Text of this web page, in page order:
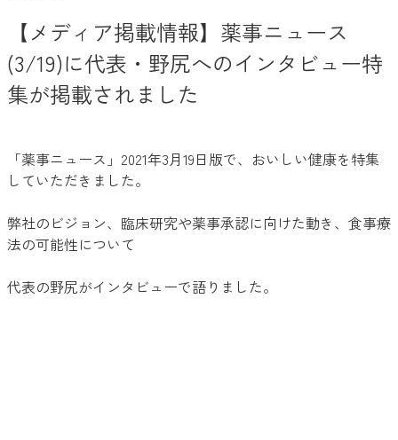
【メディア掲載情報】薬事ニュース
(3/19)に代表・野尻へのインタビュー特
集が掲載されました
「薬事ニュース」2021年3月19日版で、おいしい健康を特集
していただきました。
弊社のビジョン、臨床研究や薬事承認に向けた動き、食事療
法の可能性について
代表の野尻がインタビューで語りました。